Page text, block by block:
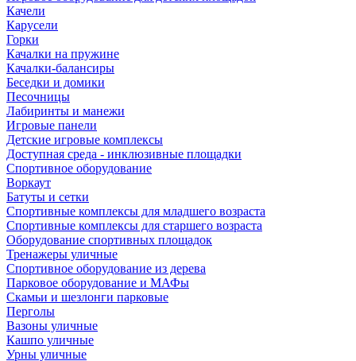
Качели
Карусели
Горки
Качалки на пружине
Качалки-балансиры
Беседки и домики
Песочницы
Лабиринты и манежи
Игровые панели
Детские игровые комплексы
Доступная среда - инклюзивные площадки
Спортивное оборудование
Воркаут
Батуты и сетки
Спортивные комплексы для младшего возраста
Спортивные комплексы для старшего возраста
Оборудование спортивных площадок
Тренажеры уличные
Спортивное оборудование из дерева
Парковое оборудование и МАФы
Скамьи и шезлонги парковые
Перголы
Вазоны уличные
Кашпо уличные
Урны уличные